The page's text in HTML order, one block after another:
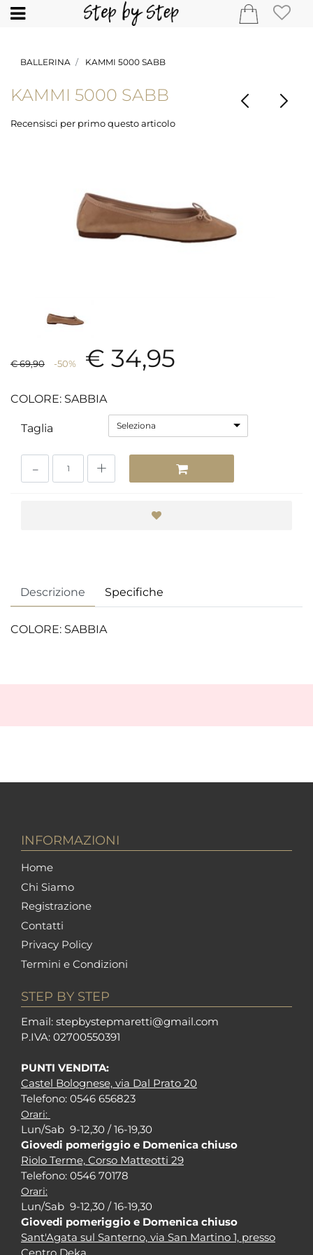
Open
BALLERINA KAMMI 5000 SABB
KAMMI 5000 SABB
Recensisci per primo questo articolo
€ 69,90 -50% € 34,95
COLORE: SABBIA
Taglia Seleziona
Descrizione Specifiche
COLORE: SABBIA
INFORMAZIONI
Home
Chi Siamo
Registrazione
Contatti
Privacy Policy
Termini e Condizioni
STEP BY STEP
Email: stepbystepmaretti@gmail.com
P.IVA: 02700550391
PUNTI VENDITA:
Castel Bolognese, via Dal Prato 20
Telefono: 0546 656823
Orari:
Lun/Sab 9-12,30 / 16-19,30
Giovedi pomeriggio e Domenica chiuso
Riolo Terme, Corso Matteotti 29
Telefono: 0546 70178
Orari:
Lun/Sab 9-12,30 / 16-19,30
Giovedi pomeriggio e Domenica chiuso
Sant'Agata sul Santerno, via San Martino 1, presso